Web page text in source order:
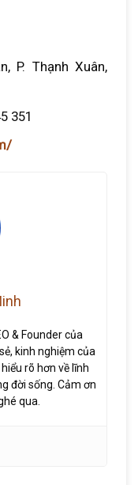
P. Thạnh Xuân,
351
& Founder của
kinh nghiệm của
rõ hơn về lĩnh
đời sống. Cảm ơn
qua.